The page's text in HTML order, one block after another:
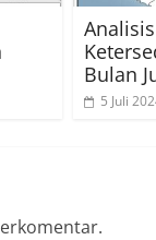
Bulan
5 Juli